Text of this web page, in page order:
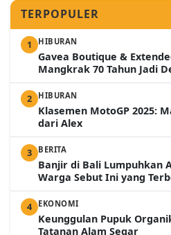
TERPOPULER
1 HIBURAN
Gavea Boutique &
Mangkrak 70 Tahun Jadi
2 HIBURAN
Klasemen MotoGP 2025:
dari Alex
3 BERITA
Banjir di Bali Lumpuhkan
Warga Sebut Ini yang
4 EKONOMI
Keunggulan Pupuk
Tatanan Alam Segar